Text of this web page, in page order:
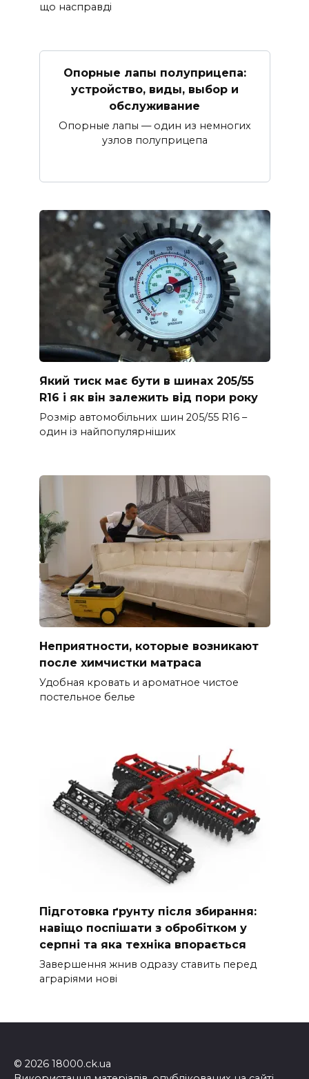
що насправді
Опорные лапы полуприцепа:
устройство, виды, выбор и
обслуживание
Опорные лапы — один из немногих
узлов полуприцепа
Який тиск має бути в шинах 205/55
R16 і як він залежить від пори року
Розмір автомобільних шин 205/55 R16 –
один із найпопулярніших
Неприятности, которые возникают
после химчистки матраса
Удобная кровать и ароматное чистое
постельное белье
Підготовка ґрунту після збирання:
навіщо поспішати з обробітком у
серпні та яка техніка впорається
Завершення жнив одразу ставить перед
аграріями нові
© 2026 18000.ck.ua